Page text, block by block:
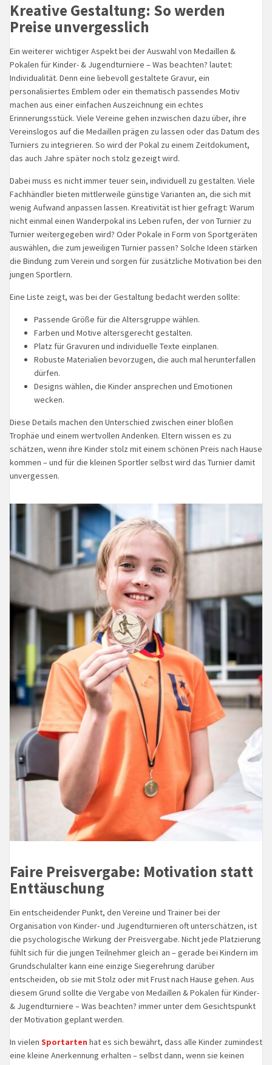
Kreative Gestaltung: So werden
Preise unvergesslich
Ein weiterer wichtiger Aspekt bei der Auswahl von Medaillen &
Pokalen für Kinder- & Jugendturniere – Was beachten? lautet:
Individualität. Denn eine liebevoll gestaltete Gravur, ein
personalisiertes Emblem oder ein thematisch passendes Motiv
machen aus einer einfachen Auszeichnung ein echtes
Erinnerungsstück. Viele Vereine gehen inzwischen dazu über, ihre
Vereinslogos auf die Medaillen prägen zu lassen oder das Datum des
Turniers zu integrieren. So wird der Pokal zu einem Zeitdokument,
das auch Jahre später noch stolz gezeigt wird.
Dabei muss es nicht immer teuer sein, individuell zu gestalten. Viele
Fachhändler bieten mittlerweile günstige Varianten an, die sich mit
wenig Aufwand anpassen lassen. Kreativität ist hier gefragt: Warum
nicht einmal einen Wanderpokal ins Leben rufen, der von Turnier zu
Turnier weitergegeben wird? Oder Pokale in Form von Sportgeräten
auswählen, die zum jeweiligen Turnier passen? Solche Ideen stärken
die Bindung zum Verein und sorgen für zusätzliche Motivation bei den
jungen Sportlern.
Eine Liste zeigt, was bei der Gestaltung bedacht werden sollte:
Passende Größe für die Altersgruppe wählen.
Farben und Motive altersgerecht gestalten.
Platz für Gravuren und individuelle Texte einplanen.
Robuste Materialien bevorzugen, die auch mal herunterfallen
dürfen.
Designs wählen, die Kinder ansprechen und Emotionen
wecken.
Diese Details machen den Unterschied zwischen einer bloßen
Trophäe und einem wertvollen Andenken. Eltern wissen es zu
schätzen, wenn ihre Kinder stolz mit einem schönen Preis nach Hause
kommen – und für die kleinen Sportler selbst wird das Turnier damit
unvergessen.
Faire Preisvergabe: Motivation statt
Enttäuschung
Ein entscheidender Punkt, den Vereine und Trainer bei der
Organisation von Kinder- und Jugendturnieren oft unterschätzen, ist
die psychologische Wirkung der Preisvergabe. Nicht jede Platzierung
fühlt sich für die jungen Teilnehmer gleich an – gerade bei Kindern im
Grundschulalter kann eine einzige Siegerehrung darüber
entscheiden, ob sie mit Stolz oder mit Frust nach Hause gehen. Aus
diesem Grund sollte die Vergabe von Medaillen & Pokalen für Kinder-
& Jugendturniere – Was beachten? immer unter dem Gesichtspunkt
der Motivation geplant werden.
In vielen Sportarten hat es sich bewährt, dass alle Kinder zumindest
eine kleine Anerkennung erhalten – selbst dann, wenn sie keinen